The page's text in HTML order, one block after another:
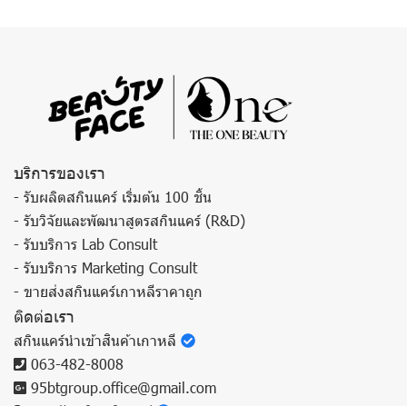
บริการของเรา
- รับผลิตสกินแคร์ เริ่มต้น 100 ชิ้น
- รับวิจัยและพัฒนาสูตรสกินแคร์ (R&D)
- รับบริการ Lab Consult
- รับบริการ Marketing Consult
- ขายส่งสกินแคร์เกาหลีราคาถูก
ติดต่อเรา
สกินแคร์นำเข้าสินค้าเกาหลี
063-482-8008
95btgroup.office@gmail.com